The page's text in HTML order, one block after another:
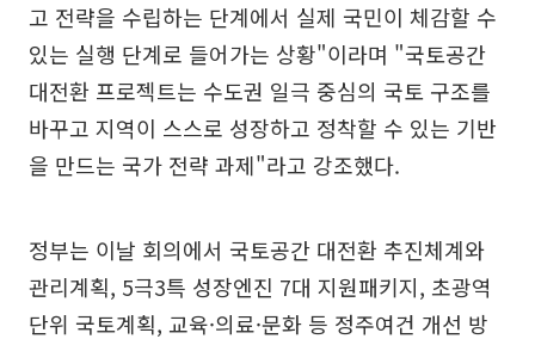
고 전략을 수립하는 단계에서 실제 국민이 체감할 수
있는 실행 단계로 들어가는 상황"이라며 "국토공간
대전환 프로젝트는 수도권 일극 중심의 국토 구조를
바꾸고 지역이 스스로 성장하고 정착할 수 있는 기반
을 만드는 국가 전략 과제"라고 강조했다.
정부는 이날 회의에서 국토공간 대전환 추진체계와
관리계획, 5극3특 성장엔진 7대 지원패키지, 초광역
단위 국토계획, 교육·의료·문화 등 정주여건 개선 방